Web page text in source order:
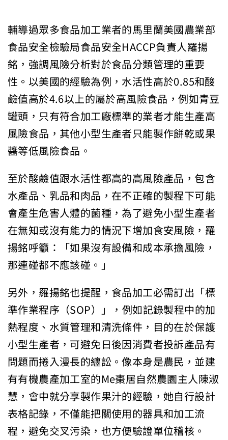
輔導過眾多食品加工業者的馬里蘭美國農業部
食品安全檢驗局食品安全HACCP負責人羅揚
銘，強調風險分析對於食品分類管理的重要
性。以美國的經驗為例，水活性高於0.85和酸
鹼值高於4.6以上的屬於高風險食品，例如青豆
罐頭，只有符合加工廠標準的業者才能生產高
風險食品，其他小型生產者只能製作餅乾或果
醬等低風險食品。
至於酸鹼值跟水活性都高的高風險產品，包含
水產品、乳品和肉品，在不正確的製程下可能
會產生危害人體的菌種，為了避免小型生產者
在無知或沒有能力的情況下增加食安風險，羅
揚銘呼籲：「如果沒有設備和成本承擔風險，
那連碰都不應該碰。」
另外，羅揚銘也提醒，食品加工必需訂出「標
準作業程序（SOP）」，例如記錄製程中的加
熱程度、水質管理和清洗條件，目的在於保護
小型生產者，可避免日後因消費者投訴產品有
問題而捲入漫長的纏訟。像本身是農民，並建
有有機農產加工室的Me棗居自然農園主人陳淑
慧，會中就分享製作果汁的經驗，她自行設計
表格記錄，不僅能把關使用的器具和加工流
程，避免交叉污染，也方便驗證單位稽核。